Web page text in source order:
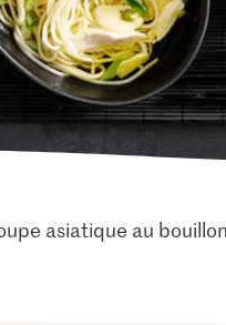
asiatique au